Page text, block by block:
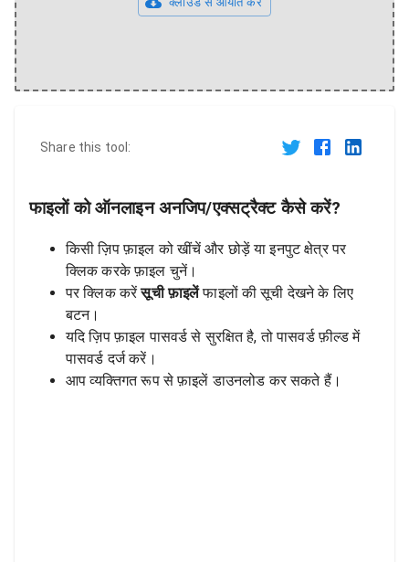
Share this tool:
फाइलों को ऑनलाइन अनजिप/एक्सट्रैक्ट कैसे करें?
किसी ज़िप फ़ाइल को खींचें और छोड़ें या इनपुट क्षेत्र पर
क्लिक करके फ़ाइल चुनें।
पर क्लिक करेंसूची फ़ाइलेंफाइलों की सूची देखने के लिए
बटन।
यदि ज़िप फ़ाइल पासवर्ड से सुरक्षित है, तो पासवर्ड फ़ील्ड में
पासवर्ड दर्ज करें।
आप व्यक्तिगत रूप से फ़ाइलें डाउनलोड कर सकते हैं।